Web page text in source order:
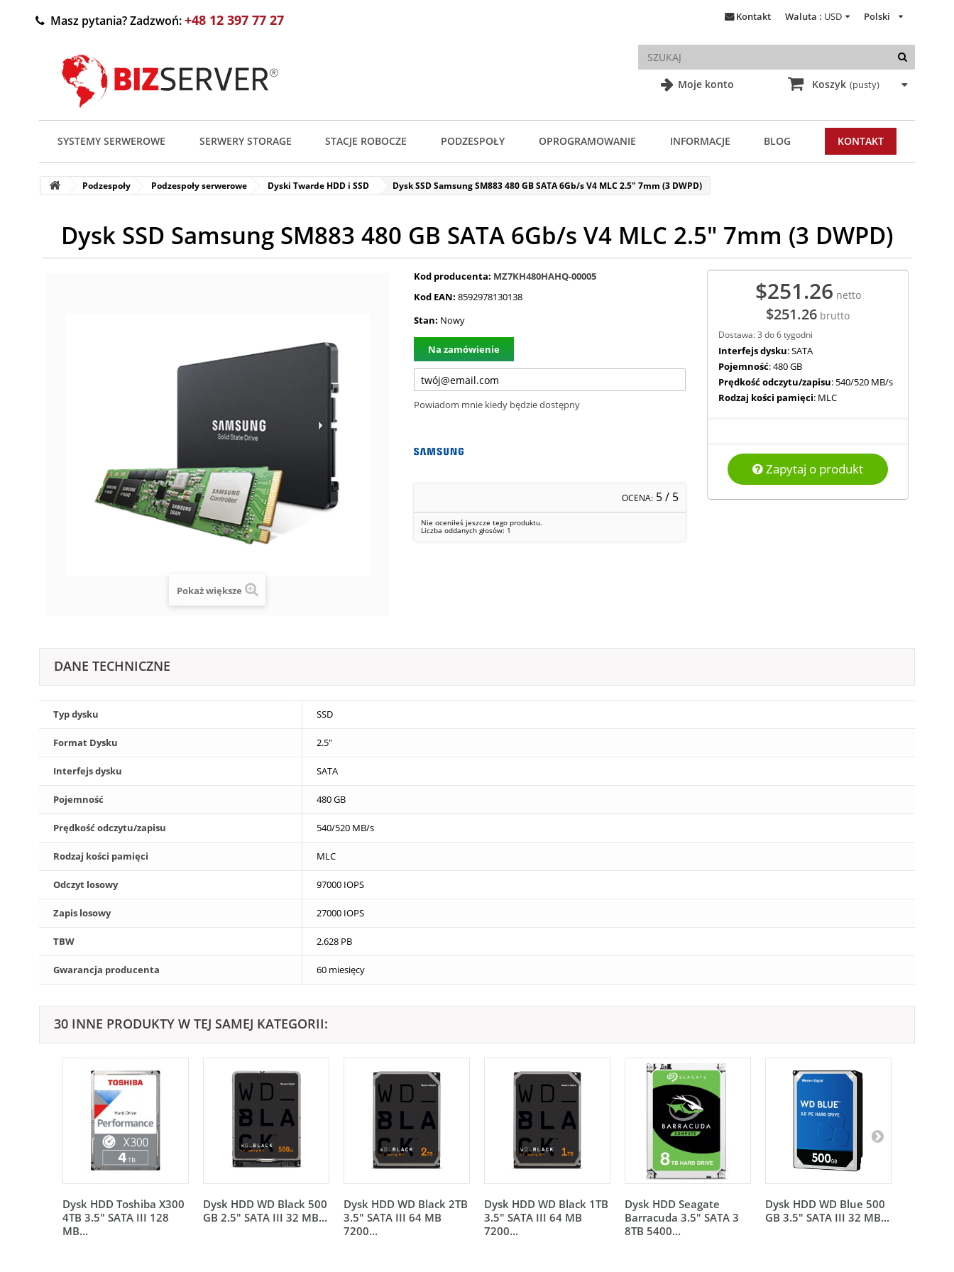
Moje konto
Polski
Waluta : USD
Kontakt
Masz pytania? Zadzwoń:+48 12 397 77 27
Koszyk (pusty)
SYSTEMY SERWEROWE SERWERY STORAGE STACJE ROBOCZE PODZESPOŁY OPROGRAMOWANIE INFORMACJE BLOG KONTAKT
Podzespoły Podzespoły serwerowe Dyski Twarde HDD i SSD Dysk SSD Samsung SM883 480 GB SATA 6Gb/s V4 MLC 2.5" 7mm (3 DWPD)
Dysk SSD Samsung SM883 480 GB SATA 6Gb/s V4 MLC 2.5" 7mm (3 DWPD)
Pokaż większe
Kod producenta: MZ7KH480HAHQ-00005
Kod EAN: 8592978130138
Stan: Nowy
Na zamówienie
Powiadom mnie kiedy będzie dostępny
OCENA: 5/ 5
Nie oceniłeś jeszcze tego produktu.
Liczba oddanych głosów: 1
$251.26 netto
$251.26 brutto
Dostawa: 3 do 6 tygodni
Interfejs dysku: SATA
Pojemność: 480 GB
Prędkość odczytu/zapisu: 540/520 MB/s
Rodzaj kości pamięci: MLC
Zapytaj o produkt
DANE TECHNICZNE
Typ dysku SSD
Format Dysku 2.5"
Interfejs dysku SATA
Pojemność 480 GB
Prędkość odczytu/zapisu 540/520 MB/s
Rodzaj kości pamięci MLC
Odczyt losowy 97000 IOPS
Zapis losowy 27000 IOPS
TBW 2.628 PB
Gwarancja producenta 60 miesięcy
30 INNE PRODUKTY W TEJ SAMEJ KATEGORII:
Dysk HDD Toshiba X300
4TB 3.5" SATA III 128
MB...
Dysk HDD WD Black 500
GB 2.5" SATA III 32 MB...
Dysk HDD WD Black 2TB
3.5" SATA III 64 MB
7200...
Dysk HDD WD Black 1TB
3.5" SATA III 64 MB
7200...
Dysk HDD Seagate
Barracuda 3.5" SATA 3
8TB 5400...
Dysk HDD WD Blue 500
GB 3.5" SATA III 32 MB...